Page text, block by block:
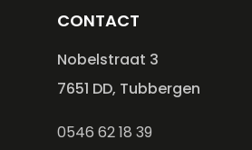
CONTACT
Nobelstraat 3
7651 DD, Tubbergen
0546 62 18 39